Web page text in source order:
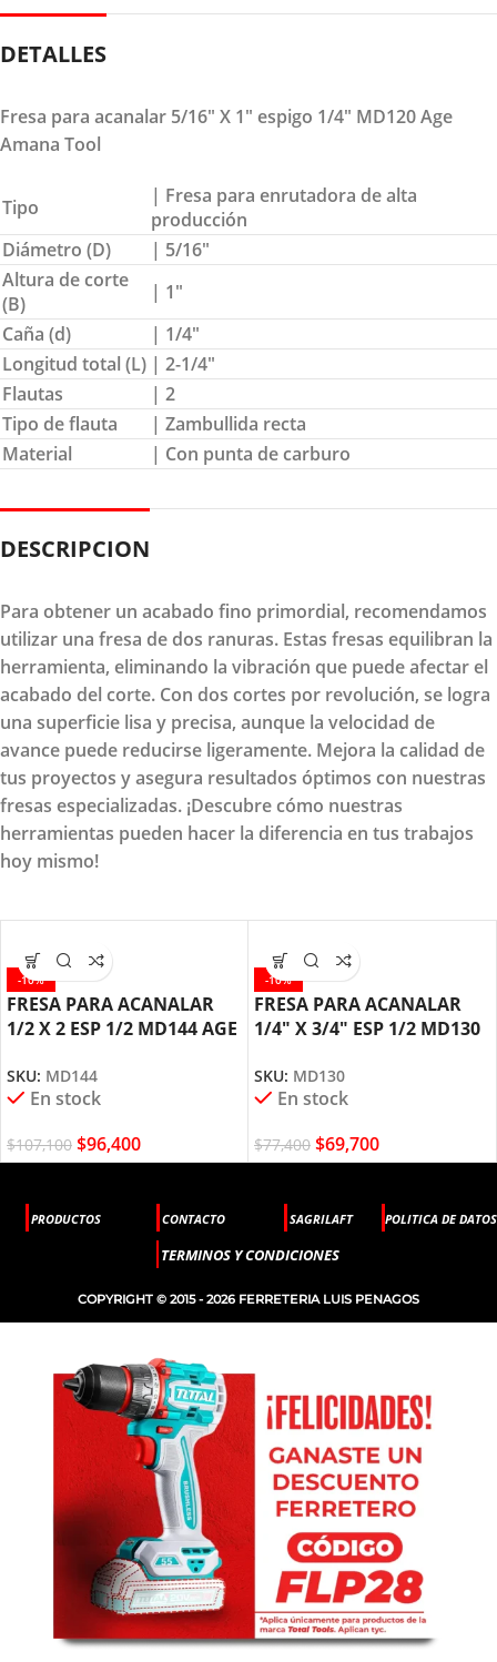
DETALLES
Fresa para acanalar 5/16″ X 1″ espigo 1/4″ MD120 Age
Amana Tool
Tipo
| Fresa para enrutadora de alta
producción
Diámetro (D)
| 5/16″
Altura de corte
(B)
| 1″
Caña (d)
| 1/4″
Longitud total (L) | 2-1/4″
Flautas
| 2
Tipo de flauta
| Zambullida recta
Material
| Con punta de carburo
DESCRIPCION
Para obtener un acabado fino primordial, recomendamos
utilizar una fresa de dos ranuras. Estas fresas equilibran la
herramienta, eliminando la vibración que puede afectar el
acabado del corte. Con dos cortes por revolución, se logra
una superficie lisa y precisa, aunque la velocidad de
avance puede reducirse ligeramente. Mejora la calidad de
tus proyectos y asegura resultados óptimos con nuestras
fresas especializadas. ¡Descubre cómo nuestras
herramientas pueden hacer la diferencia en tus trabajos
hoy mismo!
-10%
FRESA PARA ACANALAR
1/2 X 2 ESP 1/2 MD144 AGE
SKU: MD144
En stock
$107,100 $96,400
-10%
FRESA PARA ACANALAR
1/4″ X 3/4″ ESP 1/2 MD130
SKU: MD130
En stock
$77,400 $69,700
PRODUCTOS CONTACTO SAGRILAFT POLITICA DE DATOS
TERMINOS Y CONDICIONES
COPYRIGHT © 2015 - 2026 FERRETERIA LUIS PENAGOS